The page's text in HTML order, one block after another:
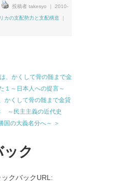
投稿者 takesyo ｜ 2010-
カの支配勢力と支配構造
、かくして骨の髄まで金
１～日本人への提言～
かくして骨の髄まで金貸
～民主主義の近代史
国の大義名分へ～ ＞
ック
クバックURL: